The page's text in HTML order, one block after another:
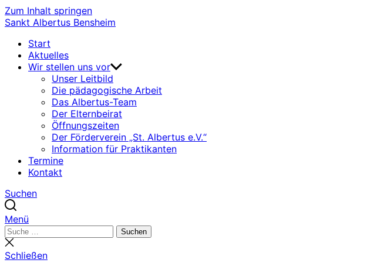
Zum Inhalt springen
Sankt Albertus Bensheim
Start
Aktuelles
Wir stellen uns vor
Unser Leitbild
Die pädagogische Arbeit
Das Albertus-Team
Der Elternbeirat
Öffnungszeiten
Der Förderverein „St. Albertus e.V.“
Information für Praktikanten
Termine
Kontakt
Suchen
Menü
Suchen
nach:
Suchen
Suche
schließen
Schließen